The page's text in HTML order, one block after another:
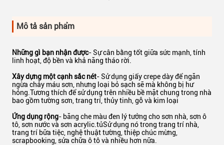
Mô tả sản phẩm
Những gì bạn nhận được- Sự cân bằng tốt giữa sức mạnh, tính
linh hoạt, độ bền và khả năng tháo rời.
Xây dựng một cạnh sắc nét- Sử dụng giấy crepe dày để ngăn
ngừa chảy máu sơn, nhưng loại bỏ sạch sẽ mà không bị hư
hỏng.Tương thích để sử dụng trên nhiều bề mặt chung trong nhà
bao gồm tường sơn, trang trí, thủy tinh, gỗ và kim loại
Ứng dụng rộng- băng che màu đen lý tưởng cho sơn nhà, sơn ô
tô, sơn nước và sơn acrylic.tủSử dụng nó trong trang trí nhà,
trang trí bữa tiệc, nghệ thuật tường, thiệp chúc mừng,
scrapbooking, sửa chữa ô tô và nhiều hơn nữa.